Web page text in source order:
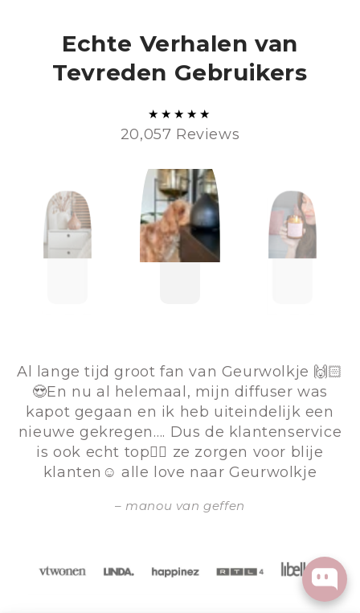
Echte Verhalen van
Tevreden Gebruikers
20,057 Reviews
Al lange tijd groot fan van Geurwolkje 🙌🏻
😍En nu al helemaal, mijn diffuser was
kapot gegaan en ik heb uiteindelijk een
nieuwe gekregen…. Dus de klantenservice
is ook echt top👌🏻 ze zorgen voor blije
klanten☺️ alle love naar Geurwolkje
manou van geffen